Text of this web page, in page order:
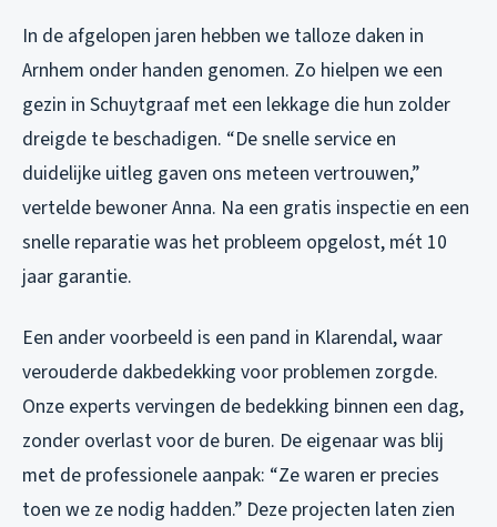
In de afgelopen jaren hebben we talloze daken in
Arnhem onder handen genomen. Zo hielpen we een
gezin in Schuytgraaf met een lekkage die hun zolder
dreigde te beschadigen. “De snelle service en
duidelijke uitleg gaven ons meteen vertrouwen,”
vertelde bewoner Anna. Na een gratis inspectie en een
snelle reparatie was het probleem opgelost, mét 10
jaar garantie.
Een ander voorbeeld is een pand in Klarendal, waar
verouderde dakbedekking voor problemen zorgde.
Onze experts vervingen de bedekking binnen een dag,
zonder overlast voor de buren. De eigenaar was blij
met de professionele aanpak: “Ze waren er precies
toen we ze nodig hadden.” Deze projecten laten zien